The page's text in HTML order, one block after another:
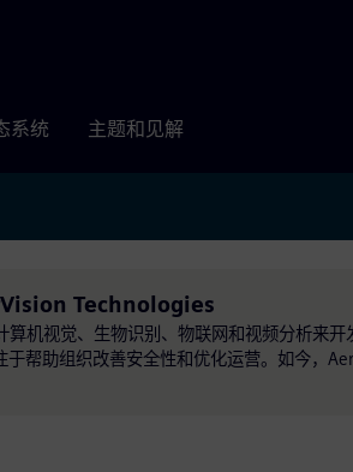
系统 主题和见解
Technologies
机视觉、生物识别、物联网和视频分析来
帮助组织改善安全性和优化运营。如今，